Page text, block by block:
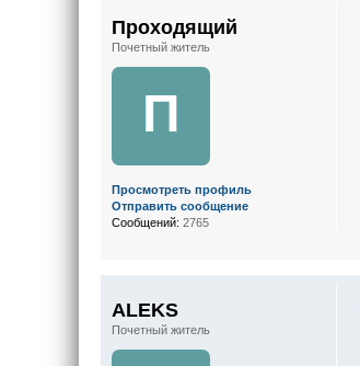
Проходящий
Почетный житель
П
Просмотреть профиль
Отправить сообщение
Сообщений: 2765
ALEKS
Почетный житель